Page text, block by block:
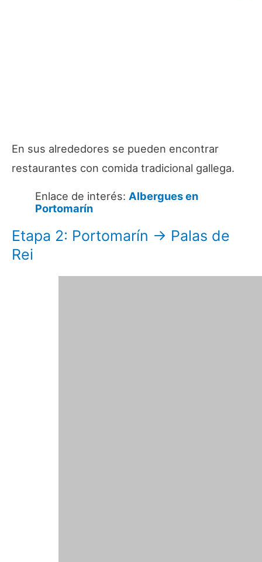
En sus alrededores se pueden encontrar
restaurantes con comida tradicional gallega.
Enlace de interés: Albergues en
Portomarín
Etapa 2: Portomarín → Palas de
Rei